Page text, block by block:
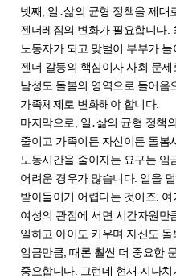
넷째, 일․삶의 균형 정책을 제
젠더레짐의 변화가 필요합니다.
노동자가 되고 맞벌이 부부가
젠더 갈등의 핵심이자 사회 문
남성도 돌봄의 영역으로 들어옴
가족체제로 변화해야 합니다.
마지막으로, 일․삶의 균형 정책
줄이고 가족이든 자신이든 돌봄
노동시간을 줄이자는 요구는 임
어려운 경우가 많습니다. 일을
받아들이기 어렵다는 것이죠.
여성의 관점에 서면 시간자원만
일하고 아이도 키우며 자신도
임금만큼, 때론 훨씬 더 중요한
중요합니다. 그런데 현재 지나